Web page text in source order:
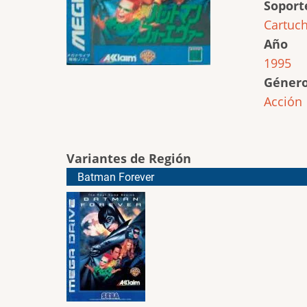
Año
1995
Acción
Variantes de Región
Batman Forever